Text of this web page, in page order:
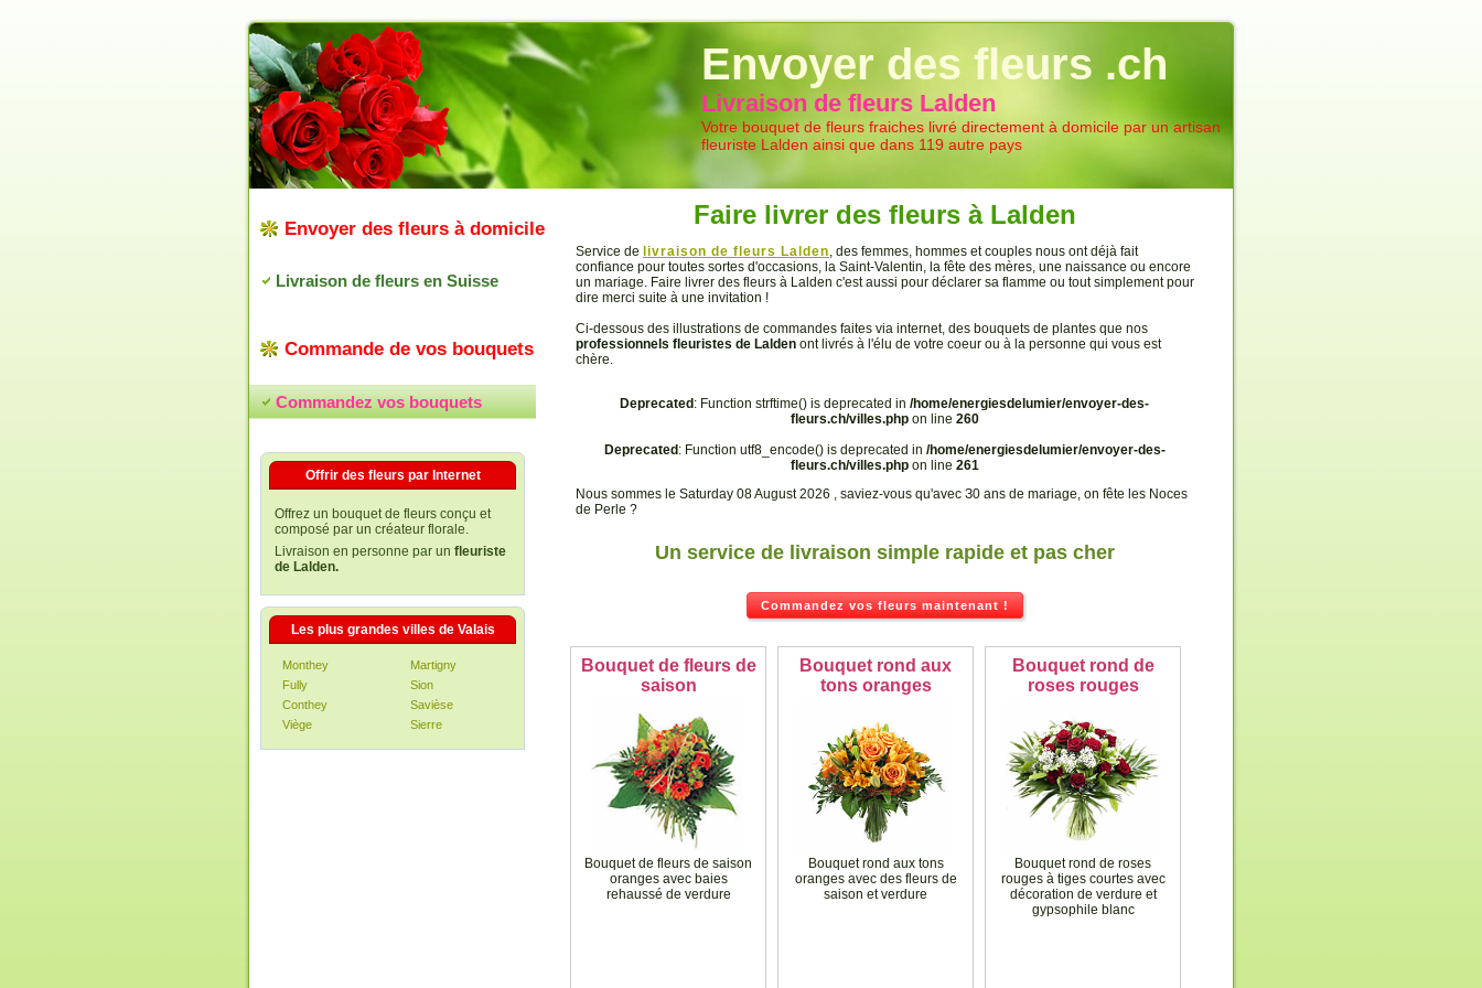
Livraison de fleurs
Envoyer des fleurs .ch
Livraison de fleurs Lalden
Votre bouquet de fleurs fraiches livré directement à domicile par un artisan
fleuriste Lalden ainsi que dans 119 autre pays
Envoyer des fleurs à domicile
Livraison de fleurs en Suisse
Commande de vos bouquets
Commandez vos bouquets
Offrir des fleurs par Internet
Offrez un bouquet de fleurs conçu et
composé par un créateur florale.
Livraison en personne par un fleuriste
de Lalden.
Les plus grandes villes de Valais
Monthey
Martigny
Fully
Sion
Conthey
Savièse
Viège
Sierre
Faire livrer des fleurs à Lalden
Service de livraison de fleurs Lalden, des femmes, hommes et couples nous ont déjà fait
confiance pour toutes sortes d'occasions, la Saint-Valentin, la fête des mères, une naissance ou encore
un mariage. Faire livrer des fleurs à Lalden c'est aussi pour déclarer sa flamme ou tout simplement pour
dire merci suite à une invitation !
Ci-dessous des illustrations de commandes faites via internet, des bouquets de plantes que nos
professionnels fleuristes de Lalden ont livrés à l'élu de votre coeur ou à la personne qui vous est
chère.
Deprecated : Function strftime() is deprecated in /home/energiesdelumier/envoyer-des-
fleurs.ch/villes.phpon line 260
Deprecated : Function utf8_encode() is deprecated in /home/energiesdelumier/envoyer-des-
fleurs.ch/villes.phpon line 261
Nous sommes le Saturday 08 August 2026 , saviez-vous qu'avec З0 ans de mariage, on fête les Noces
de Perle ?
Un service de livraison simple rapide et pas cher
Commandez vos fleurs maintenant !
Bouquet de fleurs de
saison
Bouquet de fleurs de saison
oranges avec baies
rehaussé de verdure
Bouquet rond aux
tons oranges
Bouquet rond aux tons
oranges avec des fleurs de
saison et verdure
Bouquet rond de
roses rouges
Bouquet rond de roses
rouges à tiges courtes avec
décoration de verdure et
gypsophile blanc